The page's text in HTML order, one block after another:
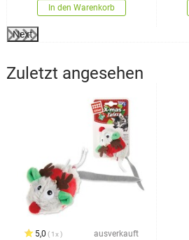
In den Warenkorb
Next
Zuletzt angesehen
5,0 1x ausverkauft